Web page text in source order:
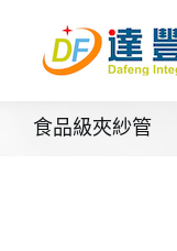
content
食品級夾紗管